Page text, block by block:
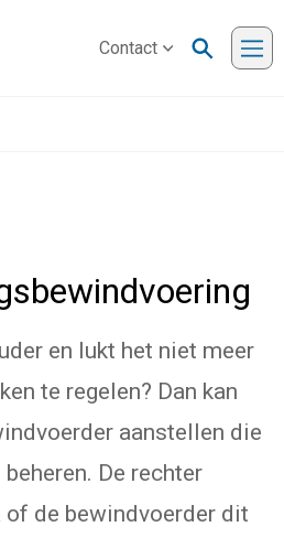
Contact
en lukt het niet meer
te regelen? Dan kan
aanstellen die
De rechter
de bewindvoerder dit